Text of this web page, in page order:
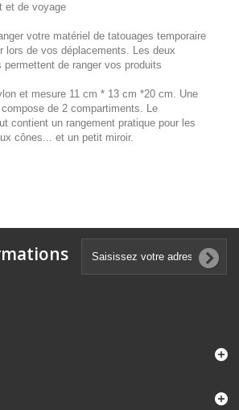
et de voyage
votre matériel de tatouages temporaire
lors de vos déplacements. Les deux
de ranger vos produits
et mesure 11 cm * 13 cm *20 cm. Une
de 2 compartiments. Le
contient un rangement pratique pour les
cônes... et un petit miroir.